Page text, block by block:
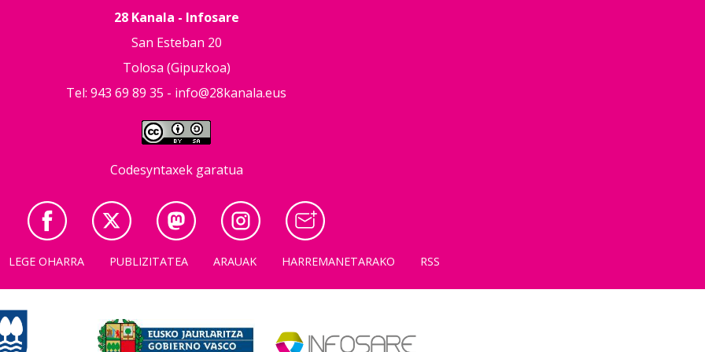
28 Kanala - Infosare
San Esteban 20
Tolosa (Gipuzkoa)
Tel: 943 69 89 35 - info@28kanala.eus
Codesyntaxek garatua
LEGE OHARRA PUBLIZITATEA ARAUAK HARREMANETARAKO RSS